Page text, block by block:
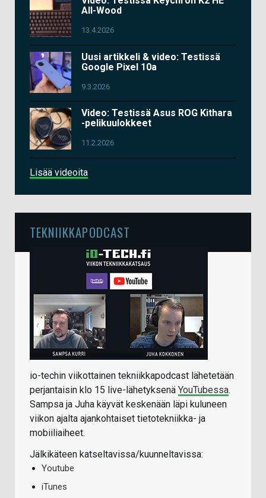
All-Wood
13.4.2026
Uusi artikkeli & video: Testissä
Google Pixel 10a
9.3.2026
Video: Testissä Asus ROG Kithara
-pelikuulokkeet
11.2.2026
Lisää videoita
TEKNIIKKAPODCAST
io-techin viikottainen tekniikkapodcast lähetetään
perjantaisin klo 15 live-lähetyksenä YouTubessa.
Sampsa ja Juha käyvät keskenään läpi kuluneen
viikon ajalta ajankohtaiset tietotekniikka- ja
mobiiliaiheet.
Jälkikäteen katseltavissa/kuunneltavissa:
Youtube
iTunes